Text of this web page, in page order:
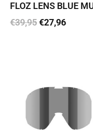
FLOZ LENS BLUE
€39,95€27,96